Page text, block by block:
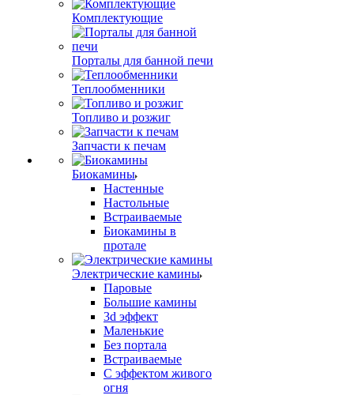
Комплектующие
Порталы для банной печи
Теплообменники
Топливо и розжиг
Запчасти к печам
Биокамины
Настенные
Настольные
Встраиваемые
Биокамины в
протале
Электрические камины
Паровые
Большие камины
3d эффект
Маленькие
Без портала
Встраиваемые
С эффектом живого
огня